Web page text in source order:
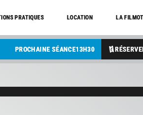
PRATIQUES LOCATION LA
PROCHAINE SÉANCE13H30